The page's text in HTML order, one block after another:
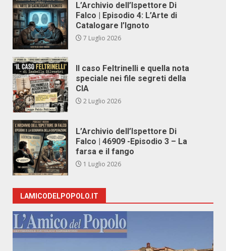
L’Archivio dell’Ispettore Di
Falco | Episodio 4: L’Arte di
Catalogare l’Ignoto
7 Luglio 2026
Il caso Feltrinelli e quella nota
speciale nei file segreti della
CIA
2 Luglio 2026
L’Archivio dell’Ispettore Di
Falco | 46909 -Episodio 3 – La
farsa e il fango
1 Luglio 2026
LAMICODELPOPOLO.IT